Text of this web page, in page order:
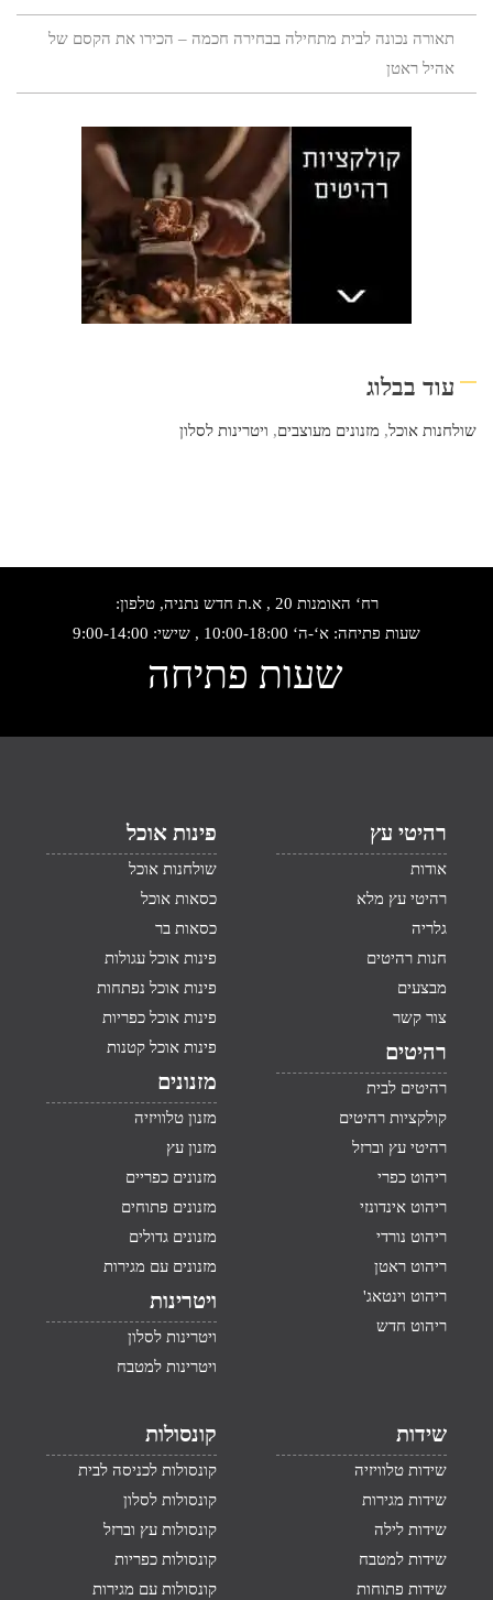
תאורה נכונה לבית מתחילה בבחירה חכמה – הכירו את הקסם של
אהיל ראטן
עוד בבלוג
שולחנות אוכל, מזנונים מעוצבים, ויטרינות לסלון
רח‘ האומנות 20 , א.ת חדש נתניה, טלפון:
שעות פתיחה: א‘-ה‘ 10:00-18:00 , שישי: 9:00-14:00
שעות פתיחה
רהיטי עץ
אודות
רהיטי עץ מלא
גלריה
חנות רהיטים
מבצעים
צור קשר
רהיטים
רהיטים לבית
קולקציות רהיטים
רהיטי עץ וברזל
ריהוט כפרי
ריהוט אינדונזי
ריהוט נורדי
ריהוט ראטן
ריהוט וינטאג'
ריהוט חדש
פינות אוכל
שולחנות אוכל
כסאות אוכל
כסאות בר
פינות אוכל עגולות
פינות אוכל נפתחות
פינות אוכל כפריות
פינות אוכל קטנות
מזנונים
מזנון טלוויזיה
מזנון עץ
מזנונים כפריים
מזנונים פתוחים
מזנונים גדולים
מזנונים עם מגירות
ויטרינות
ויטרינות לסלון
ויטרינות למטבח
שידות
שידות טלוויזיה
שידות מגירות
שידות לילה
שידות למטבח
שידות פתוחות
קונסולות
קונסולות לכניסה לבית
קונסולות לסלון
קונסולות עץ וברזל
קונסולות כפריות
קונסולות עם מגירות